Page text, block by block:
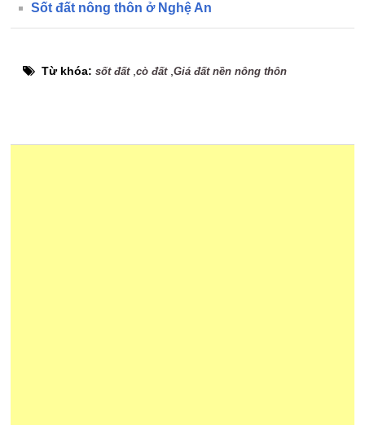
Sốt đất nông thôn ở Nghệ An
Từ khóa:sốt đất,cò đất,Giá đất nền nông thôn